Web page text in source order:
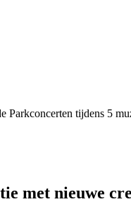
Parkconcerten tijdens 5
met nieuwe